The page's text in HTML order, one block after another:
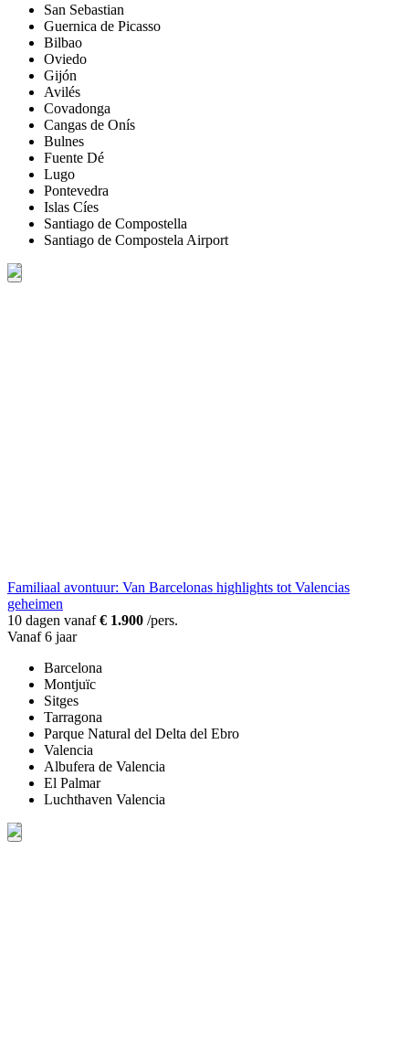
San Sebastian
Guernica de Picasso
Bilbao
Oviedo
Gijón
Avilés
Covadonga
Cangas de Onís
Bulnes
Fuente Dé
Lugo
Pontevedra
Islas Cíes
Santiago de Compostella
Santiago de Compostela Airport
Familiaal avontuur: Van Barcelonas highlights tot Valencias
geheimen
10 dagen vanaf€ 1.900 /pers.
Vanaf 6 jaar
Barcelona
Montjuïc
Sitges
Tarragona
Parque Natural del Delta del Ebro
Valencia
Albufera de Valencia
El Palmar
Luchthaven Valencia